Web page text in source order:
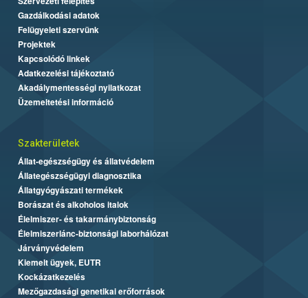
Gazdálkodási adatok
Felügyeleti szervünk
Projektek
Kapcsolódó linkek
Adatkezelési tájékoztató
Akadálymentességi nyilatkozat
Üzemeltetési információ
Szakterületek
Állat-egészségügy és állatvédelem
Állategészségügyi diagnosztika
Állatgyógyászati termékek
Borászat és alkoholos italok
Élelmiszer- és takarmánybiztonság
Élelmiszerlánc-biztonsági laborhálózat
Járványvédelem
Kiemelt ügyek, EUTR
Kockázatkezelés
Mezőgazdasági genetikai erőforrások